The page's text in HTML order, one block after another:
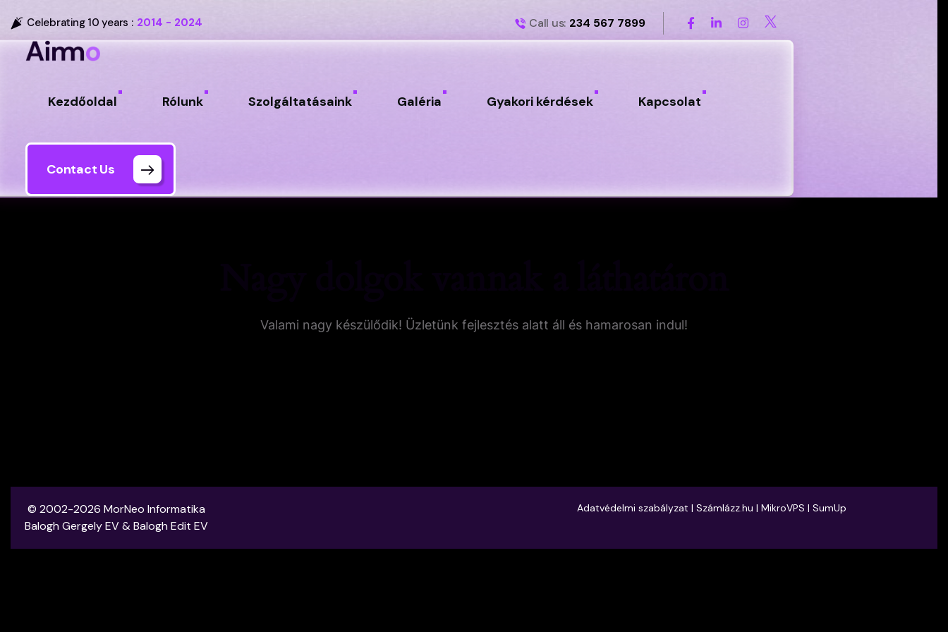
Celebrating 10 years : 2014 - 2024 Call us: 234 567 7899
Kezdőoldal Rólunk Szolgáltatásaink Galéria Gyakori kérdések Kapcsolat
Contact Us
Valami nagy készülődik! Üzletünk fejlesztés alatt áll és hamarosan indul!
© 2002-2026 MorNeo Informatika
Balogh Gergely EV & Balogh Edit EV
Adatvédelmi szabályzat | Számlázz.hu | MikroVPS | SumUp